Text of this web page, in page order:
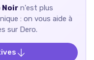
Noir n'est plus
: on vous aide à
sur Dero.